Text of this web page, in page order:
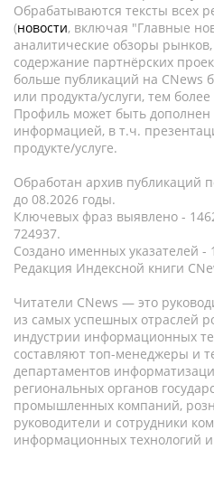
Обрабатываются тексты всех
(новости, включая "Главные
аналитические обзоры
содержание партнёрских
больше публикаций на CNews
или продукта/услуги, тем
Профиль может быть
информацией, в т.ч.
продукте/услуге.
Обработан архив публикаций
до 08.2026 годы.
Ключевых фраз выявлено -
724937.
Создано именных указателей -
Редакция Индексной книги
Читатели CNews — это
из самых успешных отраслей
индустрии информационных
составляют топ-менеджеры и
департаментов
региональных органов
промышленных компаний,
руководители и сотрудники
информационных технологий и